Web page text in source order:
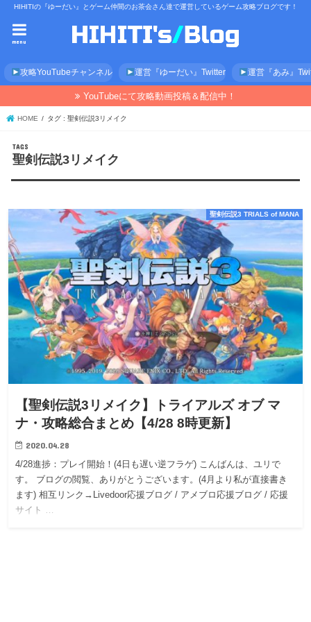
HIHITIの『ゆーだい』とゲーム仲間のお茶会さん達で運営しているゲーム攻略ブログです！
menu
攻略YouTubeチャンネル 運営『ゆーだい』Twitter 運営『あみ』
YouTubeにて攻略動画投稿＆配信中！
HOME タグ : 聖剣伝説3リメイク
聖剣伝説3リメイク
聖剣伝説3 TRIALS of MANA
【聖剣伝説3リメイク】トライアルズ オブ マ
ナ・攻略総合まとめ【4/28 8時更新】
2020.04.28
4/28進捗：プレイ開始！(4日も遅い逆フラゲ) こんばんは、ユリで
す。 ブログの閲覧、ありがとうございます。(4月より私が直接書き
ます) 相互リンク→Livedoor応援ブログ / アメブロ応援ブログ / 応援
サイト …